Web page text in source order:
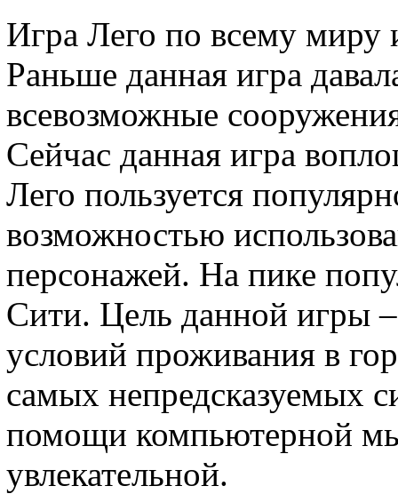
Игра Лего по всему
Раньше данная игра
всевозможные
Сейчас данная игра
Лего пользуется
возможностью
персонажей. На пике
Сити. Цель данной игры
условий проживания в
самых непредсказуемых
помощи компьютерной
увлекательной.